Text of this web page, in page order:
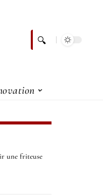
une friteuse